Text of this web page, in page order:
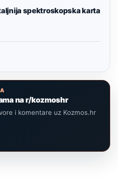
spektroskopska karta
na r/kozmoshr
i komentare uz Kozmos.hr